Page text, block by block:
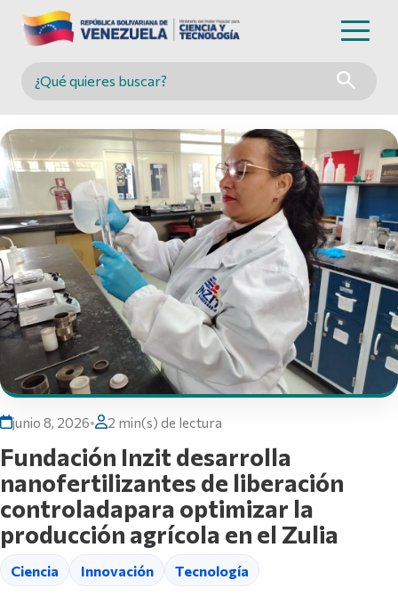
Buscar en MINCYT
junio 8, 2026• 2 min(s) de lectura
Fundación Inzit desarrolla
nanofertilizantes de liberación
controladapara optimizar la
producción agrícola en el Zulia
Ciencia Innovación Tecnología